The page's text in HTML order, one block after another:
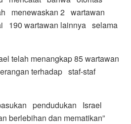
menewaskan 2 wartawan
190 wartawan lainnya selama
telah menangkap 85 wartawan
terhadap staf-staf
pendudukan Israel
berlebihan dan mematikan”